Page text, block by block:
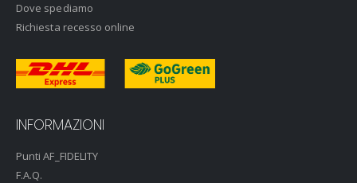
Dove spediamo
Richiesta recesso online
INFORMAZIONI
Punti AF_FIDELITY
F.A.Q.